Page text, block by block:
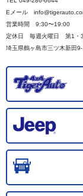
Eメール
営業時間 9:30〜19:00
定休日 毎週火曜日 第1・3
埼玉県鶴ヶ島市三ツ木新田9-